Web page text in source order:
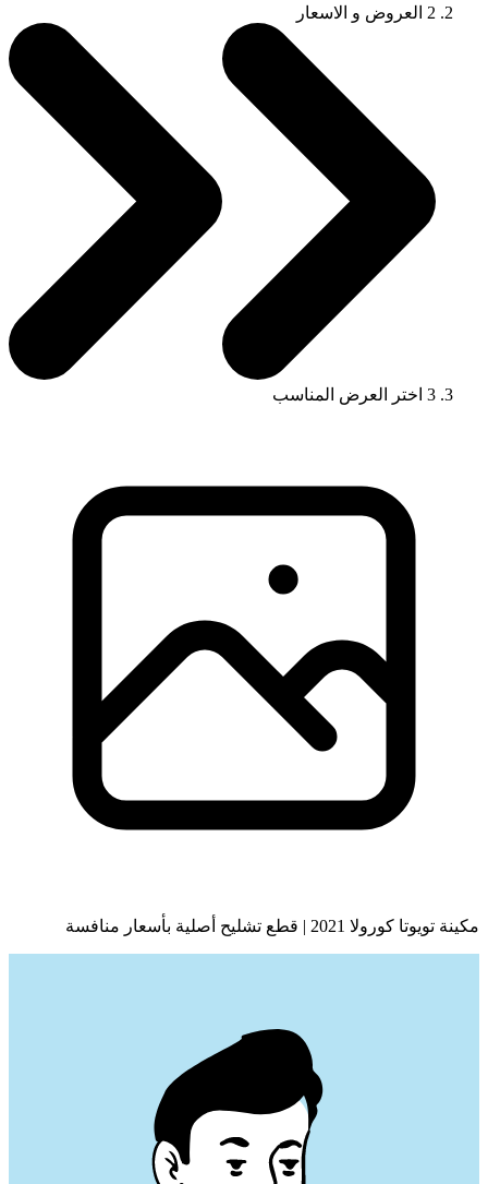
2 العروض و الاسعار
3 اختر العرض المناسب
مكينة تويوتا كورولا 2021 | قطع تشليح أصلية بأسعار منافسة